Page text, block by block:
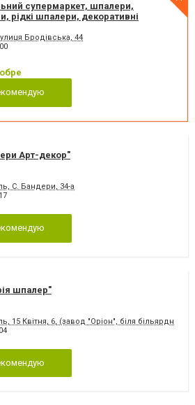
супермаркет, шпалери,
рідкі шпалери, декоративні
Бродівська, 44
Арт-декор"
С. Бандери, 34-а
шпалер"
15 Квітня, 6, (завод "Оріон", біля більярдного